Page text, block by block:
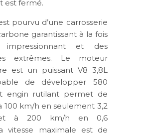
est fermé.
pourvu d’une carrosserie
garantissant à la fois
et des
extrêmes. Le moteur
est un puissant V8 3,8L
de développer 580
engin rutilant permet de
100 km/h en seulement 3,2
et à 200 km/h en 0,6
vitesse maximale est de